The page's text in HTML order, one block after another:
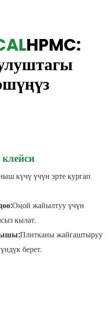
HPMC:
күчү үчүн эрте кургап
Оңой жайылтуу үчүн
кылат.
Плитканы жайгаштыруу
берет.